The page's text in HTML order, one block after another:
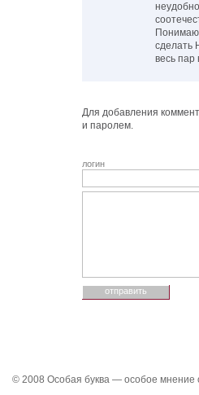
сделать
весь пар
Для добавления
и паролем.
логин
© 2008 Особая буква — особое